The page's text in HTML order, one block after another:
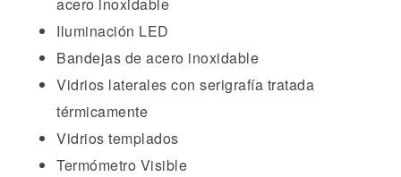
acero inoxidable
Iluminación LED
Bandejas de acero inoxidable
Vidrios laterales con serigrafía tratada
térmicamente
Vidrios templados
Termómetro Visible